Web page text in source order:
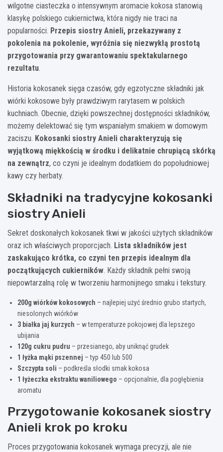
wilgotne ciasteczka o intensywnym aromacie kokosa stanowią
klasykę polskiego cukiernictwa, która nigdy nie traci na
popularności. Przepis siostry Anieli, przekazywany z
pokolenia na pokolenie, wyróżnia się niezwykłą prostotą
przygotowania przy gwarantowaniu spektakularnego
rezultatu.
Historia kokosanek sięga czasów, gdy egzotyczne składniki jak
wiórki kokosowe były prawdziwym rarytasem w polskich
kuchniach. Obecnie, dzięki powszechnej dostępności składników,
możemy delektować się tym wspaniałym smakiem w domowym
zaciszu. Kokosanki siostry Anieli charakteryzują się
wyjątkową miękkością w środku i delikatnie chrupiącą skórką
na zewnątrz, co czyni je idealnym dodatkiem do popołudniowej
kawy czy herbaty.
Składniki na tradycyjne kokosanki
siostry Anieli
Sekret doskonałych kokosanek tkwi w jakości użytych składników
oraz ich właściwych proporcjach. Lista składników jest
zaskakująco krótka, co czyni ten przepis idealnym dla
początkujących cukierników. Każdy składnik pełni swoją
niepowtarzalną rolę w tworzeniu harmonijnego smaku i tekstury.
200g wiórków kokosowych – najlepiej użyć średnio grubo startych,
niesolonych wiórków
3 białka jaj kurzych – w temperaturze pokojowej dla lepszego
ubijania
120g cukru pudru – przesianego, aby uniknąć grudek
1 łyżka mąki pszennej – typ 450 lub 500
Szczypta soli – podkreśla słodki smak kokosa
1 łyżeczka ekstraktu waniliowego – opcjonalnie, dla pogłębienia
aromatu
Przygotowanie kokosanek siostry
Anieli krok po kroku
Proces przygotowania kokosanek wymaga precyzji, ale nie